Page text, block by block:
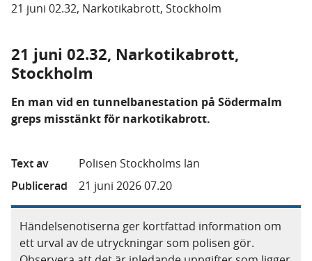
21 juni 02.32, Narkotikabrott, Stockholm
21 juni 02.32, Narkotikabrott,
Stockholm
En man vid en tunnelbanestation på Södermalm
greps misstänkt för narkotikabrott.
Text av
Polisen Stockholms län
Publicerad
21 juni 2026 07.20
Händelsenotiserna ger kortfattad information om
ett urval av de utryckningar som polisen gör.